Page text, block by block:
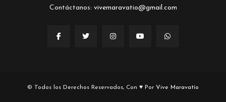
Contáctanos: vivemaravatio@gmail.com
© Todos los Derechos Reservados, Con ♥ Por Vive Maravatío